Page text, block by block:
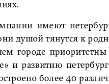
имеют
душой тянутся к
городе
и развитию
более 40